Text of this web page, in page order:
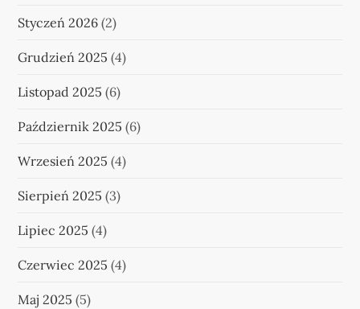
Styczeń 2026 (2)
Grudzień 2025 (4)
Listopad 2025 (6)
Październik 2025 (6)
Wrzesień 2025 (4)
Sierpień 2025 (3)
Lipiec 2025 (4)
Czerwiec 2025 (4)
Maj 2025 (5)